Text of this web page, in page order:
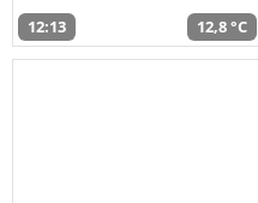
12:13 12,8 °C